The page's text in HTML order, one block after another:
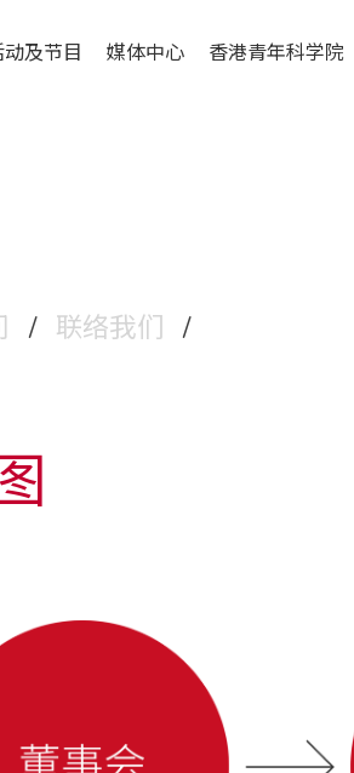
动及节目 媒体中心 香港青年科学院
/ 联络我们 /